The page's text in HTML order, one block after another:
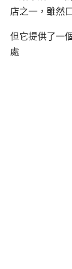
店之一，雖然
但它提供了一
處